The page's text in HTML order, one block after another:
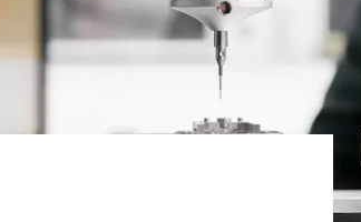
Login employés myCMSA